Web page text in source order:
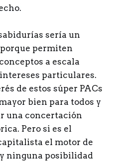
sería un
permiten
a escala
particulares.
de estos súper PACs
bien para todos y
una concertación
Pero si es el
el motor de
ninguna posibilidad